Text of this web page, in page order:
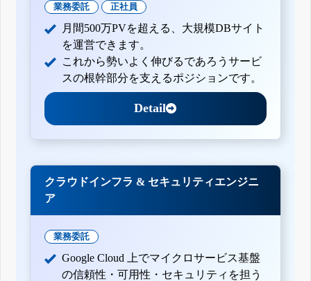
業務委託 正社員
月間500万PVを超える、大規模DBサイト
を運営できます。
これから勢いよく伸びるであろうサービ
スの根幹部分を支えるポジションです。
Detail
クラウドインフラ & セキュリティエンジニ
ア
業務委託
Google Cloud 上でマイクロサービス基盤
の信頼性・可用性・セキュリティを担う